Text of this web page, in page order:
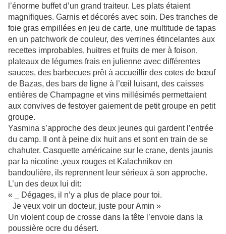
l’énorme buffet d’un grand traiteur. Les plats étaient
magnifiques. Garnis et décorés avec soin. Des tranches de
foie gras empillées en jeu de carte, une multitude de tapas
en un patchwork de couleur, des verrines étincelantes aux
recettes improbables, huitres et fruits de mer à foison,
plateaux de légumes frais en julienne avec différentes
sauces, des barbecues prêt à accueillir des cotes de bœuf
de Bazas, des bars de ligne à l’œil luisant, des caisses
entières de Champagne et vins millésimés permettaient
aux convives de festoyer gaiement de petit groupe en petit
groupe.
Yasmina s’approche des deux jeunes qui gardent l’entrée
du camp. Il ont à peine dix huit ans et sont en train de se
chahuter. Casquette américaine sur le crane, dents jaunis
par la nicotine ,yeux rouges et Kalachnikov en
bandoulière, ils reprennent leur sérieux à son approche.
L’un des deux lui dit:
« _ Dégages, il n’y a plus de place pour toi.
_Je veux voir un docteur, juste pour Amin »
Un violent coup de crosse dans la tête l’envoie dans la
poussière ocre du désert.